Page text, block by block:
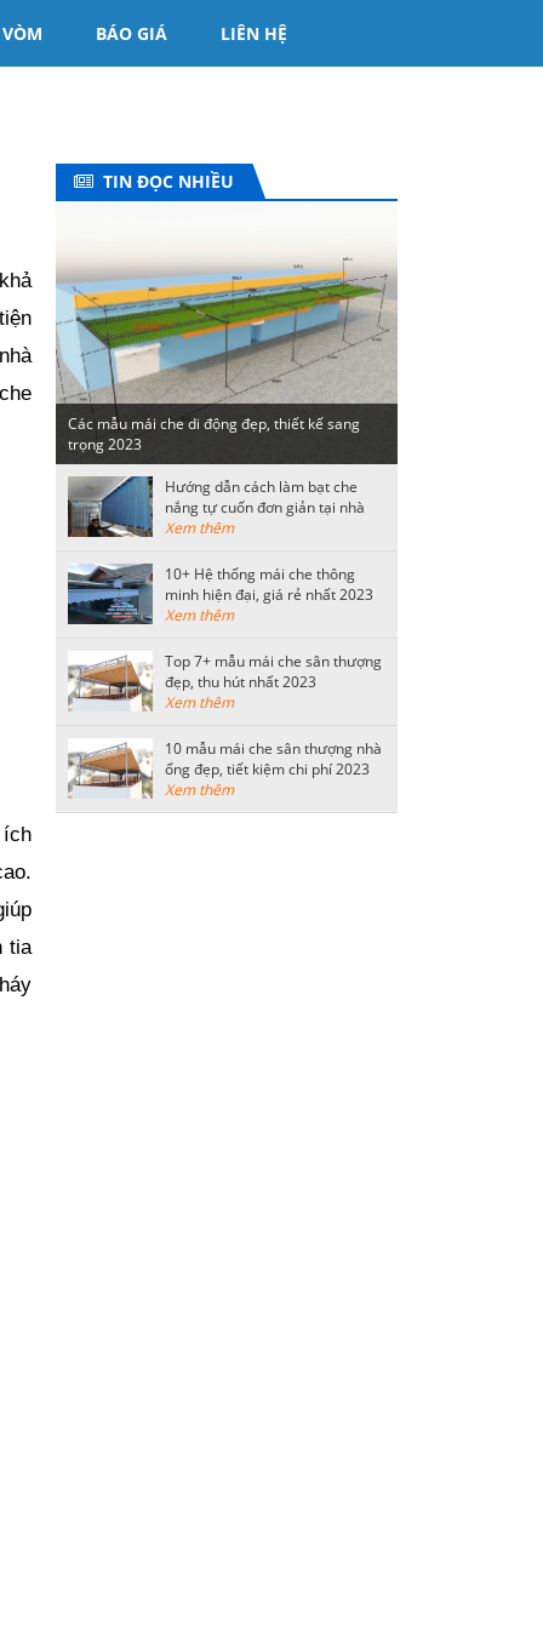
BÁO GIÁ LIÊN HỆ
tia
TIN ĐỌC NHIỀU
Các mẫu mái che di động đẹp, thiết kế sang
trọng 2023
Hướng dẫn cách làm bạt che
nắng tự cuốn đơn giản tại nhà
Xem thêm
10+ Hệ thống mái che thông
minh hiện đại, giá rẻ nhất 2023
Xem thêm
Top 7+ mẫu mái che sân thượng
đẹp, thu hút nhất 2023
Xem thêm
10 mẫu mái che sân thượng nhà
ống đẹp, tiết kiệm chi phí 2023
Xem thêm